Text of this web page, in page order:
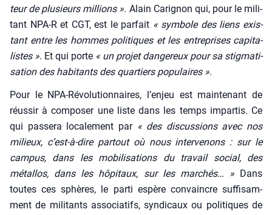
teur de plu­sieurs mil­lions ». Alain Cari­gnon qui, pour le mili­
tant NPA‑R et CGT, est le par­fait « sym­bole des liens exis­
tant entre les hommes poli­tiques et les entre­prises capi­ta­
listes ». Et qui porte « un pro­jet dan­ge­reux pour sa stig­ma­ti­
sa­tion des habi­tants des quar­tiers popu­laires ».
Pour le NPA-Révo­lu­tion­naires, l’en­jeu est main­te­nant de
réus­sir à com­po­ser une liste dans les temps impar­tis. Ce
qui pas­se­ra loca­le­ment par « des dis­cus­sions avec nos
milieux, c’est-à-dire par­tout où nous inter­ve­nons : sur le
cam­pus, dans les mobi­li­sa­tions du tra­vail social, des
métal­los, dans les hôpi­taux, sur les mar­chés… »Dans
toutes ces sphères, le par­ti espère convaincre suf­fi­sam­
ment de mili­tants asso­cia­tifs, syn­di­caux ou poli­tiques de